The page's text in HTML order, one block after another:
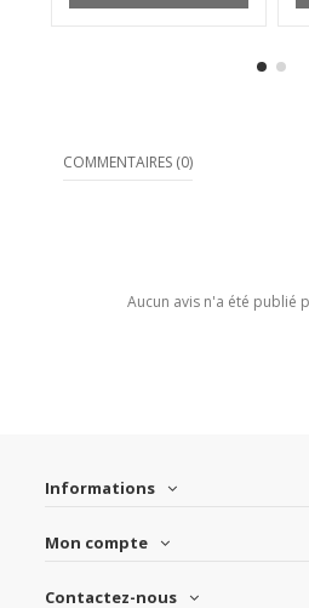
COMMENTAIRES (0)
Aucun avis n'a été publié
Informations
Mon compte
Contactez-nous